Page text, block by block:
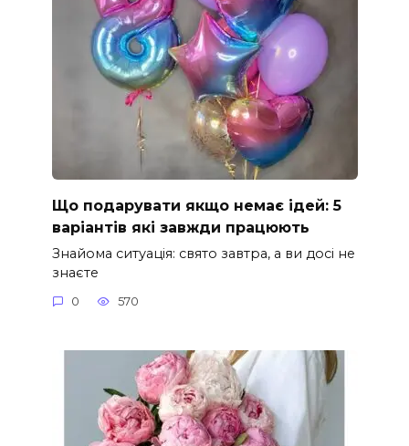
Що подарувати якщо немає ідей: 5
варіантів які завжди працюють
Знайома ситуація: свято завтра, а ви досі не
знаєте
0 570